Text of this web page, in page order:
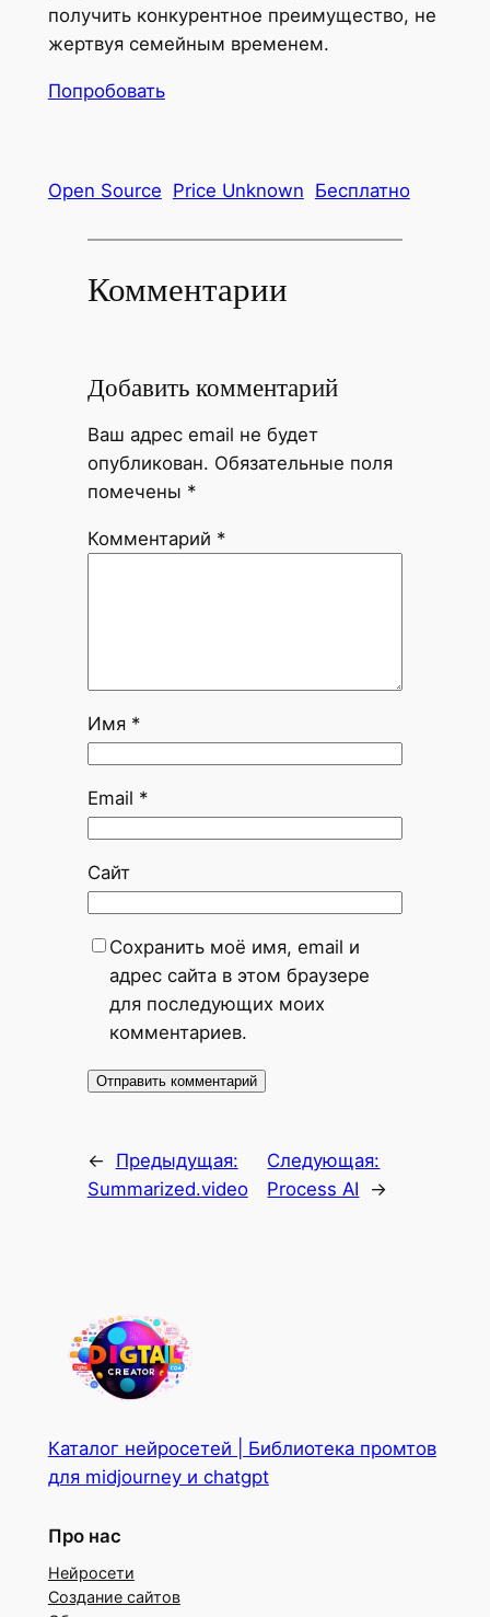
получить конкурентное преимущество, не
жертвуя семейным временем.
Попробовать
Open Source Price Unknown Бесплатно
Комментарии
Добавить комментарий
Ваш адрес email не будет
опубликован. Обязательные поля
помечены *
Комментарий *
Имя *
Email *
Сайт
Сохранить моё имя, email и
адрес сайта в этом браузере
для последующих моих
комментариев.
←
Предыдущая:
Summarized.video
Следующая:
Process AI
→
Каталог нейросетей | Библиотека промтов
для midjourney и chatgpt
Про нас
Нейросети
Создание сайтов